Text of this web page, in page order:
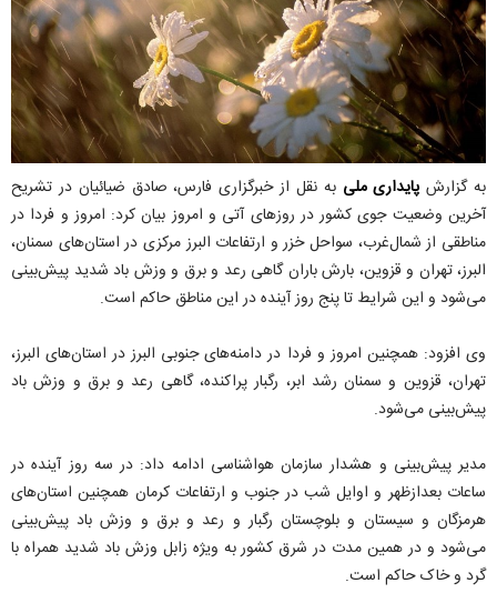
به گزارش پایداری ملی به نقل از خبرگزاری فارس، صادق ضیائیان در تشریح
آخرین وضعیت جوی کشور در روزهای آتی و امروز بیان کرد: امروز و فردا در
مناطقی از شمال‌غرب، ‌سواحل خزر و ارتفاعات البرز مرکزی در استان‌های سمنان،
البرز، تهران و قزوین، بارش باران گاهی رعد و برق و وزش باد شدید پیش‌بینی
می‌شود و این شرایط تا پنج روز آینده در این مناطق حاکم است.
وی افزود: همچنین امروز و فردا در دامنه‌های جنوبی البرز در استان‌های البرز،
تهران، قزوین و سمنان رشد ابر، رگبار پراکنده، گاهی رعد و برق و وزش باد
پیش‌بینی می‌شود.
مدیر پیش‌‌بینی و هشدار سازمان هواشناسی ادامه داد: در سه روز آینده در
ساعات بعدازظهر و اوایل شب در جنوب و ارتفاعات کرمان همچنین استان‌‌های
هرمزگان و سیستان و بلوچستان رگبار و رعد و برق و وزش باد پیش‌بینی
می‌شود و در همین مدت در شرق کشور به ویژه زابل وزش باد شدید همراه با
گرد و خاک حاکم است.